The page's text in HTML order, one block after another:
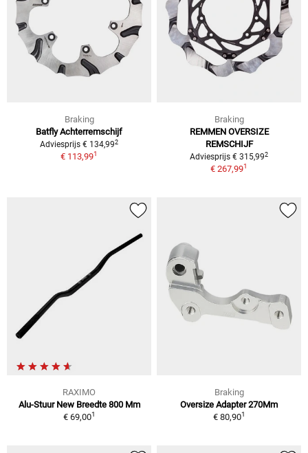
Braking
Batfly Achterremschijf
Adviesprijs € 134,992
€ 113,991
Braking
REMMEN OVERSIZE
REMSCHIJF
Adviesprijs € 315,992
€ 267,991
RAXIMO
Alu-Stuur New Breedte 800 Mm
€ 69,001
Braking
Oversize Adapter 270Mm
€ 80,901